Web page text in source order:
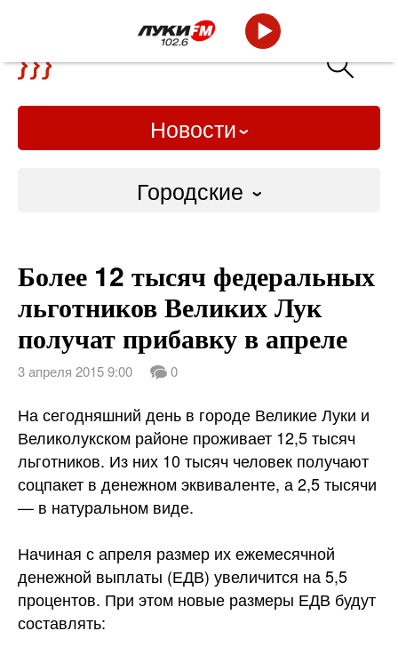
Новости
Городские
Слово Дело
Народные
ВТРК
Более 12 тысяч федеральных
льготников Великих Лук
получат прибавку в апреле
3 апреля 2015 9:00 0
На сегодняшний день в городе Великие Луки и
Великолукском районе проживает 12,5 тысяч
льготников. Из них 10 тысяч человек получают
соцпакет в денежном эквиваленте, а 2,5 тысячи
— в натуральном виде.
Начиная с апреля размер их ежемесячной
денежной выплаты (ЕДВ) увеличится на 5,5
процентов. При этом новые размеры ЕДВ будут
составлять: